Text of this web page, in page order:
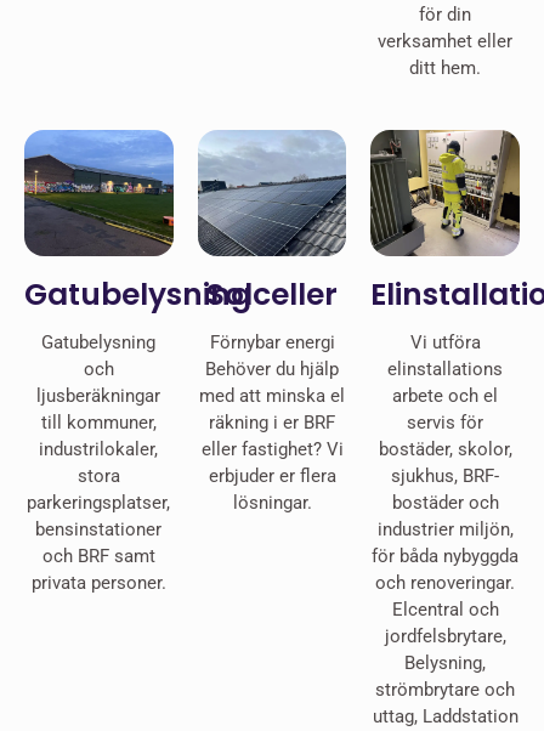
för din
verksamhet eller
ditt hem.
Gatubelysning
Gatubelysning
och
ljusberäkningar
till kommuner,
industrilokaler,
stora
parkeringsplatser,
bensinstationer
och BRF samt
privata personer.
Solceller
Förnybar energi
Behöver du hjälp
med att minska el
räkning i er BRF
eller fastighet? Vi
erbjuder er flera
lösningar.
Vi utföra
elinstallations
arbete och el
servis för
bostäder, skolor,
sjukhus, BRF-
bostäder och
industrier miljön,
för båda nybyggda
och renoveringar.
Elcentral och
jordfelsbrytare,
Belysning,
strömbrytare och
uttag, Laddstation